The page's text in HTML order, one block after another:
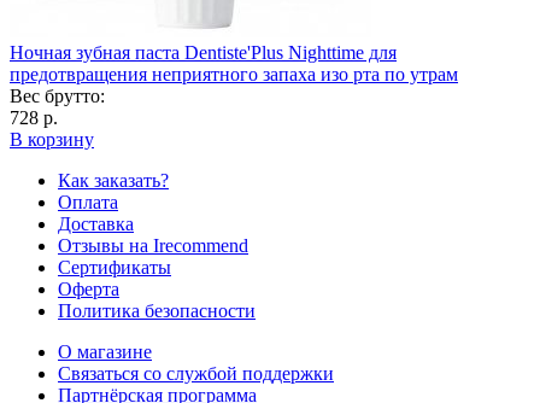
Ночная зубная паста Dentiste'Plus Nighttime для
предотвращения неприятного запаха изо рта по утрам
Вес брутто:
728 р.
В корзину
Как заказать?
Оплата
Доставка
Отзывы на Irecommend
Сертификаты
Оферта
Политика безопасности
О магазине
Связаться со службой поддержки
Партнёрская программа